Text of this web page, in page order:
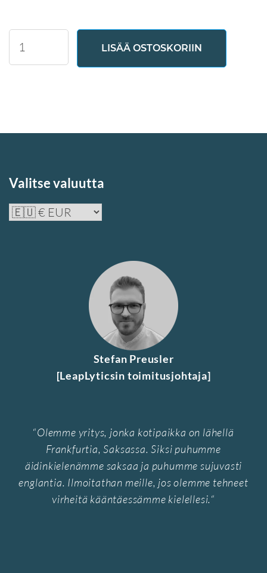
Text
Table
LISÄÄ OSTOSKORIIN
Valitse valuutta
Stefan Preusler
[LeapLyticsin toimitusjohtaja]
“Olemme yritys, jonka kotipaikka on lähellä
Frankfurtia, Saksassa. Siksi puhumme
äidinkielenämme saksaa ja puhumme sujuvasti
englantia. Ilmoitathan meille, jos olemme tehneet
virheitä kääntäessämme kielellesi.“